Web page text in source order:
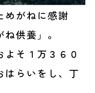
めがねに感謝
供養」。
そ１万３６０
はらいをし、丁